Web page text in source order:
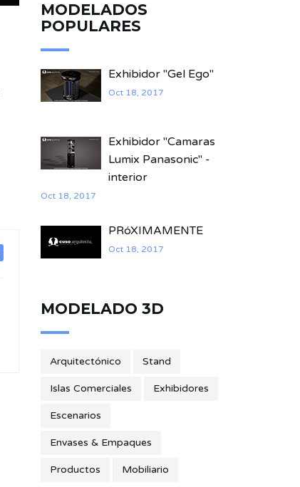
MODELADOS
POPULARES
Exhibidor "Gel Ego"
Oct 18, 2017
Exhibidor "Camaras
Lumix Panasonic" -
interior
Oct 18, 2017
PRóXIMAMENTE
Oct 18, 2017
MODELADO 3D
Arquitectónico Stand
Islas Comerciales Exhibidores
Escenarios
Envases & Empaques
Productos Mobiliario